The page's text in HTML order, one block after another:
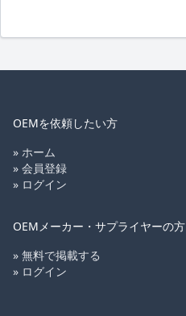
OEMを依頼したい方
» ホーム
» 会員登録
» ログイン
OEMメーカー・サプライヤーの方
» 無料で掲載する
» ログイン